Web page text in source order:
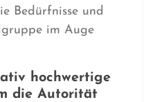
Bedürfnisse und
im Auge
hochwertige
die Autorität